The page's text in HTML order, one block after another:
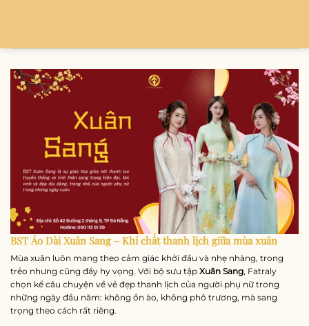
BST Áo Dài Xuân Sang – Khí chất thanh lịch giữa mùa xuân
Mùa xuân luôn mang theo cảm giác khởi đầu và nhẹ nhàng, trong
trẻo nhưng cũng đầy hy vọng. Với bộ sưu tập Xuân Sang, Fatraly
chọn kể câu chuyện về vẻ đẹp thanh lịch của người phụ nữ trong
những ngày đầu năm: không ồn ào, không phô trương, mà sang
trọng theo cách rất riêng.